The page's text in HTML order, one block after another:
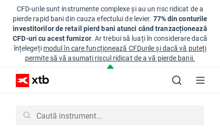
CFD-urile sunt instrumente complexe și au un risc ridicat de a
pierde rapid bani din cauza efectului de levier. 77% din conturile
investitorilor de retail pierd bani atunci când tranzacționează
CFD-uri cu acest furnizor. Ar trebui să luați în considerare dacă
înțelegeți modul în care funcționează CFDurile și dacă vă puteți
permite să vă asumați riscul ridicat de a vă pierde banii.